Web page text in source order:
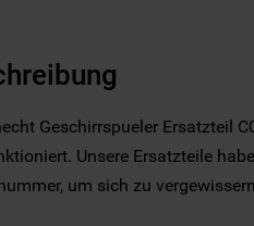
Geschirrspueler Ersatzteil
Unsere Ersatzteile
um sich zu